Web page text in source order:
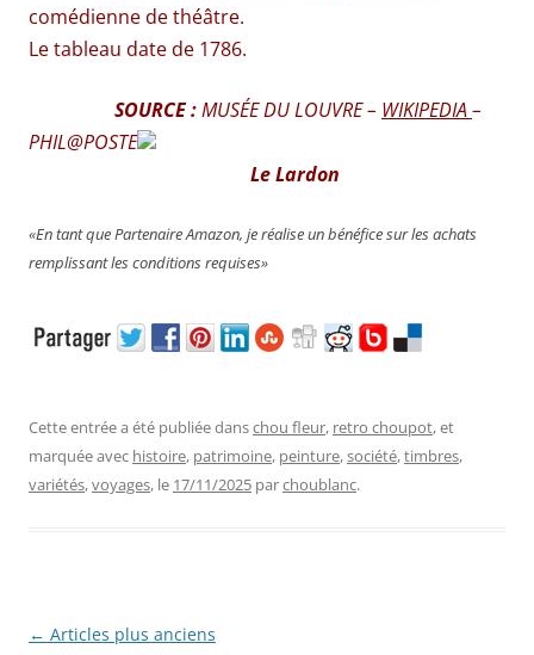
comédienne de théâtre.
Le tableau date de 1786.
SOURCE :MUSÉE DU LOUVRE – WIKIPEDIA–
PHIL@POSTE
Le Lardon
«En tant que Partenaire Amazon, je réalise un bénéfice sur les achats
remplissant les conditions requises»
Cette entrée a été publiée danschou fleur, retro choupot, et
marquée avec histoire, patrimoine, peinture,société,timbres,
variétés,voyages, le 17/11/2025 parchoublanc.
Navigation
← Articles plus anciens